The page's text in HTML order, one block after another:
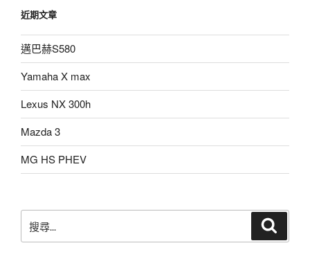
近期文章
邁巴赫S580
Yamaha X max
Lexus NX 300h
Mazda 3
MG HS PHEV
尋